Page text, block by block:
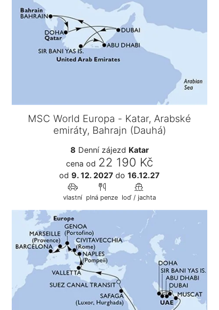
MSC World Europa - Katar, Arabské
emiráty, Bahrajn (Dauhá)
8 Denní zájezd Katar
cena od 22 190 Kč
od 9. 12. 2027 do 16.12.27
vlastní plná penze loď / jachta